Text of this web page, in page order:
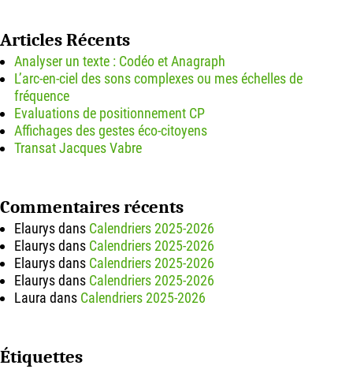
Articles Récents
Analyser un texte : Codéo et Anagraph
L’arc-en-ciel des sons complexes ou mes échelles de
fréquence
Evaluations de positionnement CP
Affichages des gestes éco-citoyens
Transat Jacques Vabre
Commentaires récents
Elaurysdans Calendriers 2025-2026
Elaurysdans Calendriers 2025-2026
Elaurysdans Calendriers 2025-2026
Elaurysdans Calendriers 2025-2026
Laura dans Calendriers 2025-2026
Étiquettes